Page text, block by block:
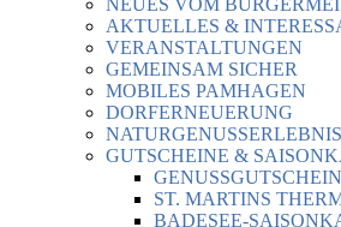
NEUES VOM
AKTUELLES &
VERANSTALTUNGEN
GEMEINSAM SICHER
MOBILES PAMHAGEN
DORFERNEUERUNG
GUTSCHEINE &
ST. MARTINS
BADESEE-